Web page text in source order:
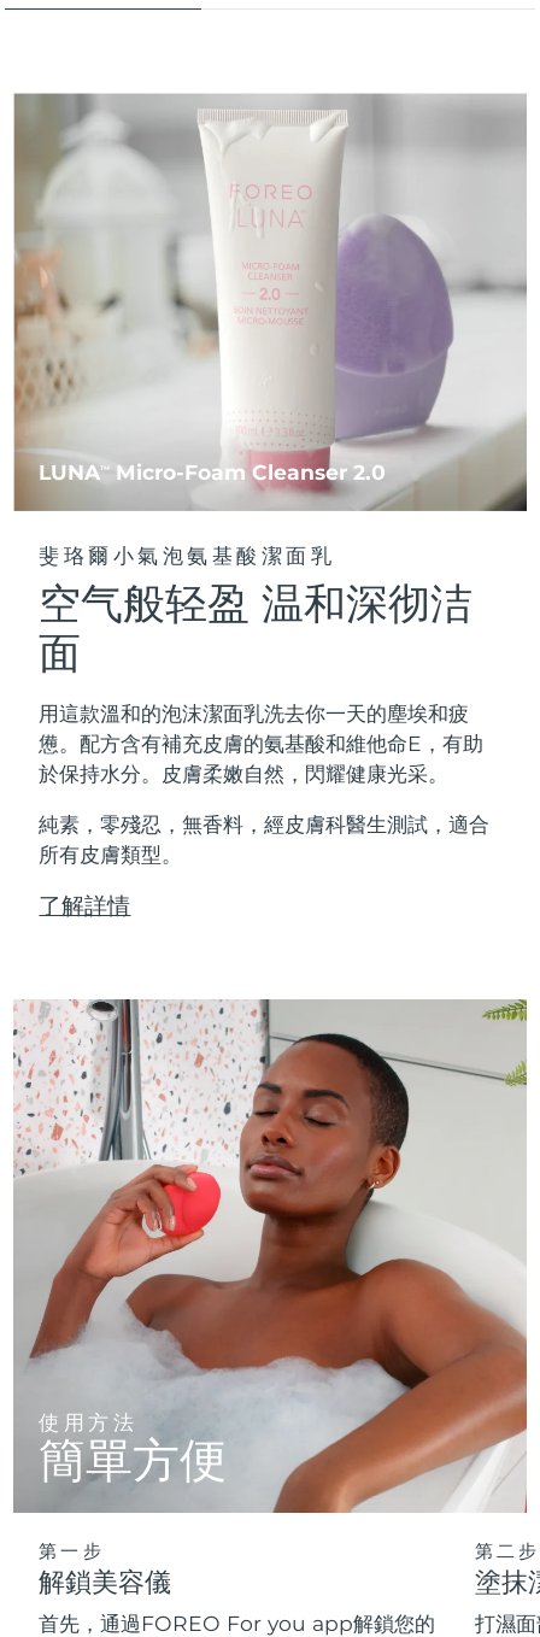
LUNATM Micro-Foam Cleanser 2.0
斐珞爾小氣泡氨基酸潔面乳
空气般轻盈 温和深彻洁
面
用這款溫和的泡沫潔面乳洗去你一天的塵埃和疲
憊。配方含有補充皮膚的氨基酸和維他命E，有助
於保持水分。皮膚柔嫩自然，閃耀健康光采。
純素，零殘忍，無香料，經皮膚科醫生測試，適合
所有皮膚類型。
了解詳情
使用方法
簡單方便
第一步
解鎖美容儀
首先，通過FOREO For you app解鎖您的
第二步
塗抹
打濕